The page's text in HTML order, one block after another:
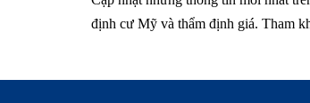
định cư Mỹ và thẩm định giá. Tham